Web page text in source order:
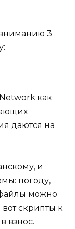
3
как
даются на
и
погоду,
можно
вот скрипты к
взнос.